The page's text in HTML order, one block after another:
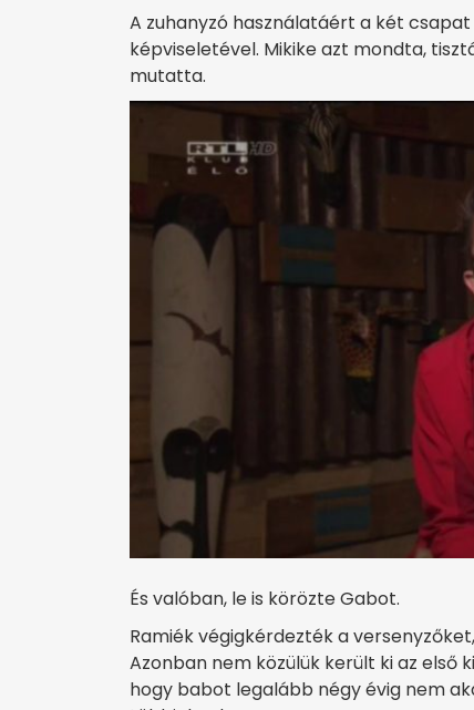
A zuhanyzó használatáért a két
képviseletével. Mikike azt mondta,
mutatta.
És valóban, le is körözte Gabot.
Ramiék végigkérdezték a
Azonban nem közülük került ki az első
hogy babot legalább négy évig nem